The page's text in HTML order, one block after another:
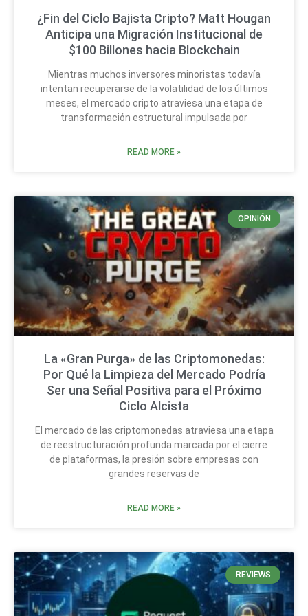
¿Fin del Ciclo Bajista Cripto? Matt Hougan
Anticipa una Migración Institucional de
$100 Billones hacia Blockchain
Mientras muchos inversores minoristas todavía
intentan recuperarse de la volatilidad de los últimos
meses, el mercado cripto atraviesa una etapa de
transformación estructural impulsada por
READ MORE »
OPINIÓN
La «Gran Purga» de las Criptomonedas:
Por Qué la Limpieza del Mercado Podría
Ser una Señal Positiva para el Próximo
Ciclo Alcista
El mercado de las criptomonedas atraviesa una etapa
de reestructuración profunda marcada por el cierre
de plataformas, la presión sobre empresas con
grandes reservas de
READ MORE »
REVIEWS